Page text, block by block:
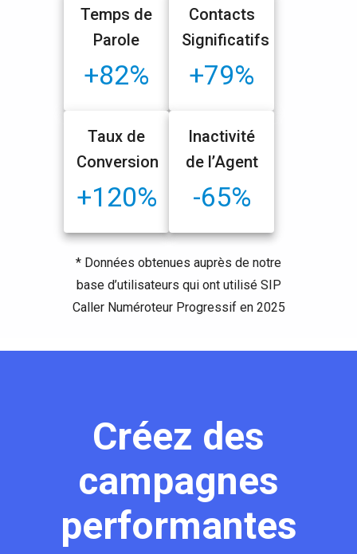
Temps de
Parole
+82%
Contacts
Significatifs
+79%
Taux de
Conversion
+120%
Inactivité
de l’Agent
-65%
* Données obtenues auprès de notre
base d’utilisateurs qui ont utilisé SIP
Caller Numéroteur Progressif en 2025
Créez des
campagnes
performantes